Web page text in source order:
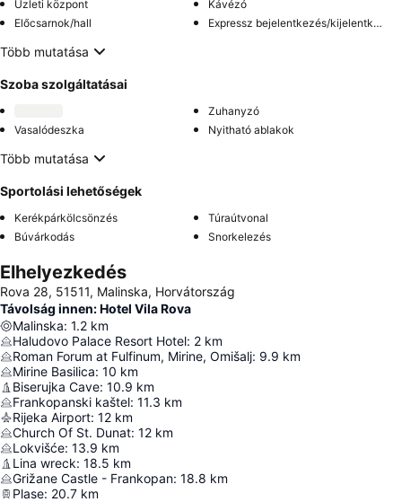
Üzleti központ
Kávézó
Előcsarnok/hall
Expressz bejelentkezés/kijelentkezés
Több mutatása
Szoba szolgáltatásai
Zuhanyzó
Vasalódeszka
Nyitható ablakok
Több mutatása
Sportolási lehetőségek
Kerékpárkölcsönzés
Túraútvonal
Búvárkodás
Snorkelezés
Elhelyezkedés
Rova 28, 51511, Malinska, Horvátország
Távolság innen: Hotel Vila Rova
Malinska: 1.2 km
Haludovo Palace Resort Hotel: 2 km
Roman Forum at Fulfinum, Mirine, Omišalj: 9.9 km
Mirine Basilica: 10 km
Biserujka Cave: 10.9 km
Frankopanski kaštel: 11.3 km
Rijeka Airport: 12 km
Church Of St. Dunat: 12 km
Lokvišće: 13.9 km
Lina wreck: 18.5 km
Grižane Castle - Frankopan: 18.8 km
Plase: 20.7 km